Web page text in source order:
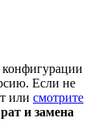
Если не
или смотрите
и замена